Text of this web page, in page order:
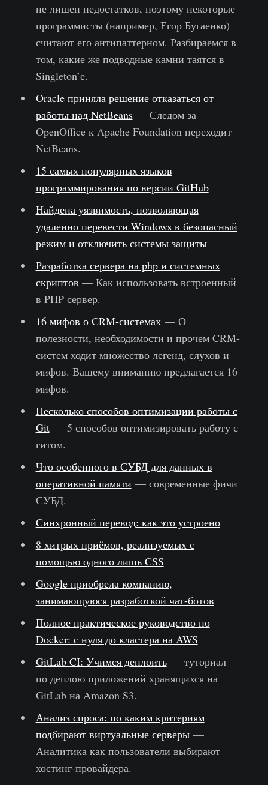
не лишен недостатков, поэтому некоторые
программисты (например, Егор Бугаенко)
считают его антипаттерном. Разбираемся в
том, какие же подводные камни таятся в
Singleton’е.
Oracle приняла решение отказаться от
работы над NetBeans— Следом за
OpenOffice к Apache Foundation переходит
NetBeans.
15 самых популярных языков
программирования по версии GitHub
Найдена уязвимость, позволяющая
удаленно перевести Windows в безопасный
режим и отключить системы защиты
Разработка сервера на php и системных
скриптов — Как использовать встроенный
в PHP сервер.
16 мифов о CRM-системах— О
полезности, необходимости и прочем CRM-
систем ходит множество легенд, слухов и
мифов. Вашему вниманию предлагается 16
мифов.
Несколько способов оптимизации работы с
Git— 5 способов оптимизировать работу с
гитом.
Что особенного в СУБД для данных в
оперативной памяти — современные фичи
СУБД.
Cинхронный перевод: как это устроено
8 хитрых приёмов, реализуемых с
помощью одного лишь CSS
Google приобрела компанию,
занимающуюся разработкой чат-ботов
Полное практическое руководство по
Docker: с нуля до кластера на AWS
GitLab CI: Учимся деплоить— туториал
по деплою приложений хранящихся на
GitLab на Amazon S3.
Анализ спроса: по каким критериям
подбирают виртуальные серверы—
Аналитика как пользователи выбирают
хостинг-провайдера.